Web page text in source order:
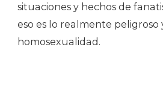
situaciones y hechos de
eso es lo realmente peligroso
homosexualidad.